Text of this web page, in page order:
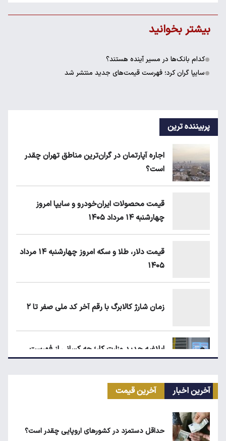
بیشتر بخوانید
کدام بانک‌ها در مسیر آینده هستند؟
سایپا گران کرد؛ فهرست قیمت‌های جدید منتشر شد
پربیننده ترین
اجاره آپارتمان در گران‌ترین مناطق تهران چقدر
است؟
قیمت محصولات ایران‌خودرو و سایپا امروز
چهارشنبه ۱۴ مرداد ۱۴۰۵
قیمت دلار، طلا و سکه امروز چهارشنبه ۱۴ مرداد
۱۴۰۵
زمان شارژ کالابرگ با رقم آخر کد ملی صفر تا ۲
ابلاغیه جدید وزارت کار؛ چه کسانی از فهرست
مشاغل سخت حذف می‌شوند؟
آخرین اخبار آخرین قیمت
حداقل دستمزد در کشورهای اروپایی چقدر است؟